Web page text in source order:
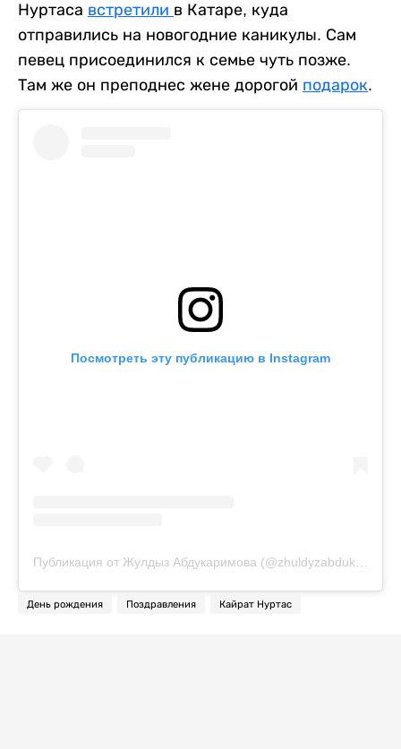
Нуртаса встретили в Катаре, куда
отправились на новогодние каникулы. Сам
певец присоединился к семье чуть позже.
Там же он преподнес жене дорогой подарок.
Посмотреть эту публикацию в Instagram
День рождения Поздравления Кайрат Нуртас